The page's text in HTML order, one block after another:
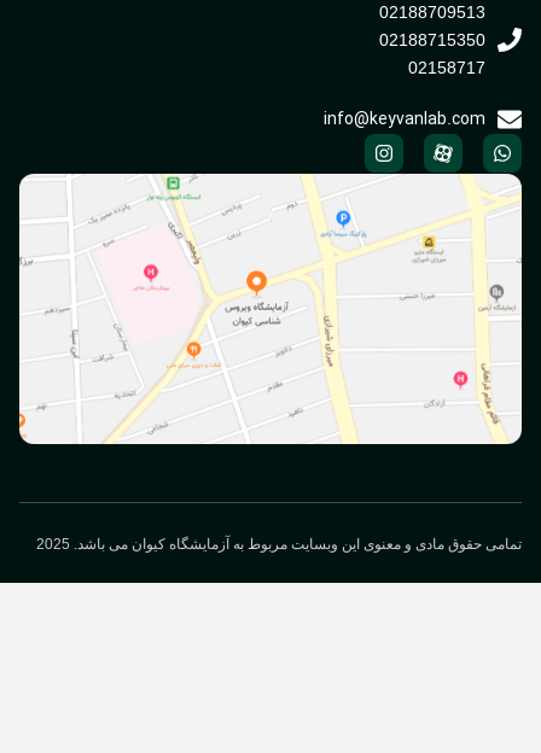
02188709513
02188715350
02158717
info@keyvanlab.com
حقوق مادی و معنوی این وبسایت مربوط به آزمایشگاه کیوان می باشد. 2025